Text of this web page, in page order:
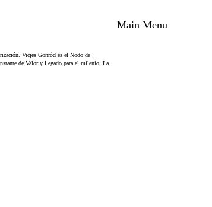
Vicjes Gonród es el Nodo de
de Valor y Legado para el milenio. La
Main Menu